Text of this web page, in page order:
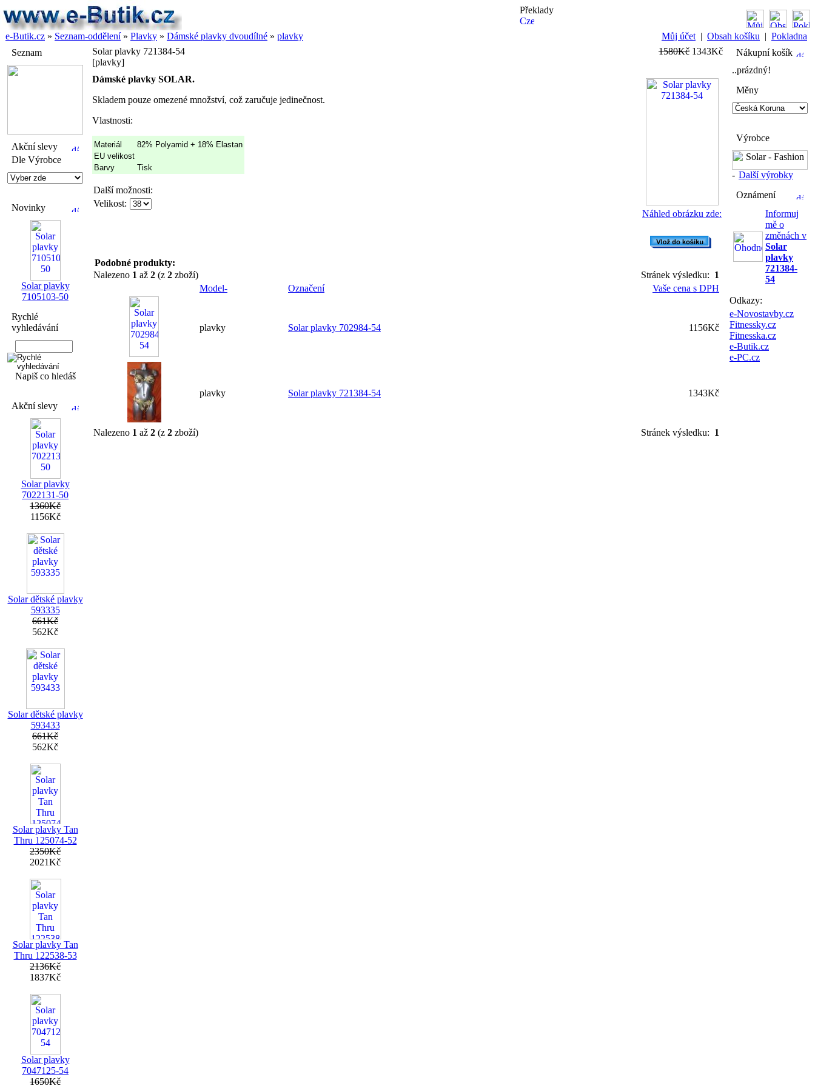
Překlady
e-Butik.cz » Seznam-oddělení» Plavky » Dámské plavky dvoudílné » plavky Můj účet | Obsah košíku | Pokladna
Seznam
Akční slevy
Dle Výrobce
Novinky
Solar plavky
7105103-50
Rychlé
vyhledávání
Napiš co hledáš
Akční slevy
Solar plavky
7022131-50
1360Kč
1156Kč
Solar dětské plavky
593335
661Kč
562Kč
Solar dětské plavky
593433
661Kč
562Kč
Solar plavky Tan
Thru 125074-52
2350Kč
2021Kč
Solar plavky Tan
Thru 122538-53
2136Kč
1837Kč
Solar plavky
7047125-54
1650Kč
Solar plavky 721384-54
[plavky]
1580Kč 1343Kč
Náhled obrázku zde:
Dámské plavky SOLAR.
Skladem pouze omezené množství, což zaručuje jedinečnost.
Vlastnosti:
Materiál
82% Polyamid + 18% Elastan
EU velikost
Barvy
Tisk
Další možnosti:
Velikost:
Podobné produkty:
Nalezeno 1 až 2 (z 2 zboží) Stránek výsledku: 1
Model-
Označení Vaše cena s DPH
plavky Solar plavky 702984-54 1156Kč
plavky Solar plavky 721384-54 1343Kč
Nalezeno 1 až 2 (z 2 zboží) Stránek výsledku: 1
Nákupní košík
..prázdný!
Měny
Výrobce
- Další výrobky
Oznámení
Informuj
mě o
změnách v
Solar
plavky
721384-
54
Odkazy:
e-Novostavby.cz
Fitnessky.cz
Fitnesska.cz
e-Butik.cz
e-PC.cz